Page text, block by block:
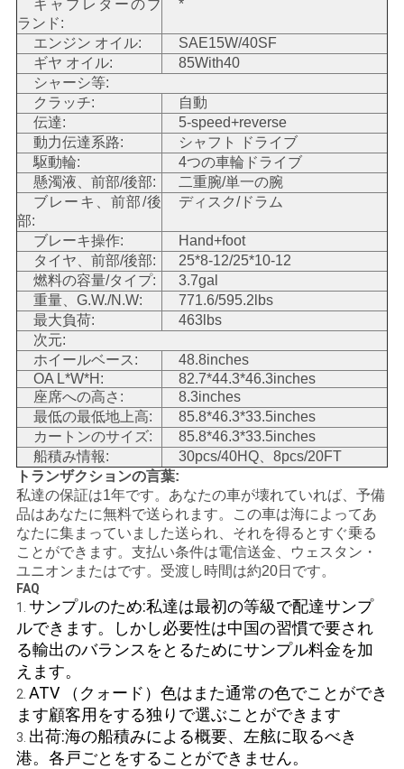
し
な
さ
い
地
図
プ
ラ
イ
バ
シ
ー
ポ
リ
シ
ー
キャブレターのブ
ランド:
*
エンジン オイル:
SAE15W/40SF
ギヤ オイル:
85With40
シャーシ等:
クラッチ:
自動
伝達:
5-speed+reverse
動力伝達系路:
シャフト ドライブ
駆動輪:
4つの車輪ドライブ
懸濁液、前部/後部:
二重腕/単一の腕
ブレーキ、前部/後
部:
ディスク/ドラム
ブレーキ操作:
Hand+foot
タイヤ、前部/後部:
25*8-12/25*10-12
燃料の容量/タイプ:
3.7gal
重量、G.W./N.W:
771.6/595.2lbs
最大負荷:
463lbs
次元:
ホイールベース:
48.8inches
OA L*W*H:
82.7*44.3*46.3inches
座席への高さ:
8.3inches
最低の最低地上高:
85.8*46.3*33.5inches
カートンのサイズ:
85.8*46.3*33.5inches
船積み情報:
30pcs/40HQ、8pcs/20FT
トランザクションの言葉:
私達の保証は1年です。あなたの車が壊れていれば、予備
品はあなたに無料で送られます。この車は海によってあ
なたに集まっていました送られ、それを得るとすぐ乗る
ことができます。支払い条件は電信送金、ウェスタン・
ユニオンまたはです。受渡し時間は約20日です。
FAQ
1. サンプルのため:私達は最初の等級で配達サンプ
ルできます。しかし必要性は中国の習慣で要され
る輸出のバランスをとるためにサンプル料金を加
えます。
2. ATV （クォード）色はまた通常の色でことができ
ます顧客用をする独りで選ぶことができます
3. 出荷:海の船積みによる概要、左舷に取るべき
港。各戸ごとをすることができません。